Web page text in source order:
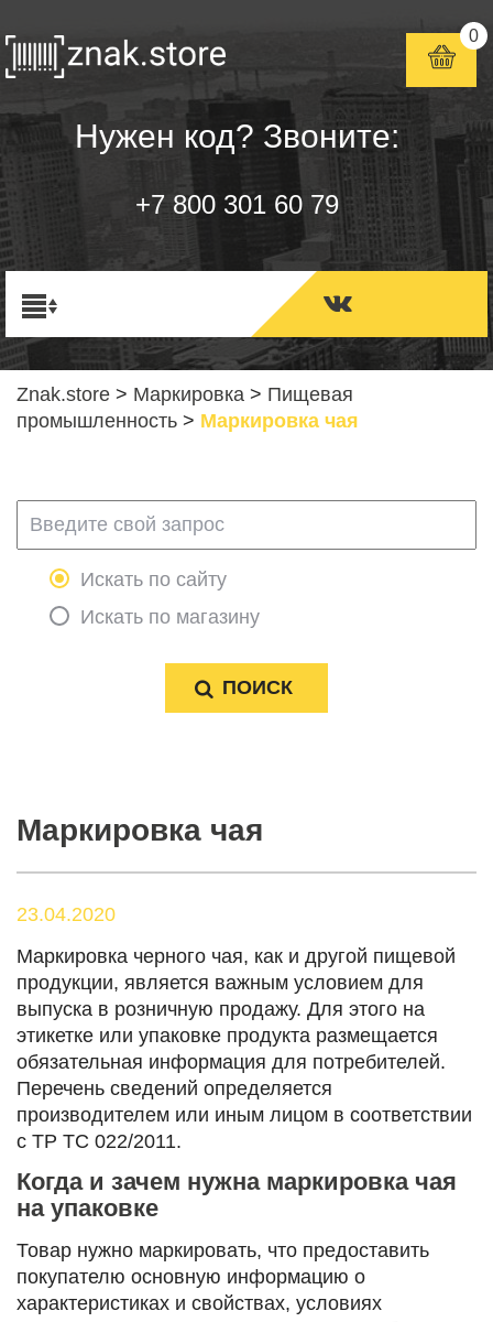
Нужен код? Звоните:
+7 800 301 60 79
0
Znak.store > Маркировка > Пищевая
промышленность > Маркировка чая
Искать по сайту
Искать по магазину
Маркировка чая
23.04.2020
Маркировка черного чая, как и другой пищевой
продукции, является важным условием для
выпуска в розничную продажу. Для этого на
этикетке или упаковке продукта размещается
обязательная информация для потребителей.
Перечень сведений определяется
производителем или иным лицом в соответствии
с ТР ТС 022/2011.
Когда и зачем нужна маркировка чая
на упаковке
Товар нужно маркировать, что предоставить
покупателю основную информацию о
характеристиках и свойствах, условиях